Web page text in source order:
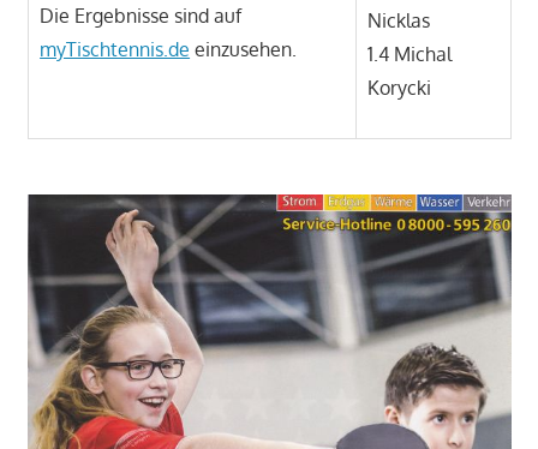
Die Ergebnisse sind auf
myTischtennis.de einzusehen.
Nicklas
1.4 Michal
Korycki